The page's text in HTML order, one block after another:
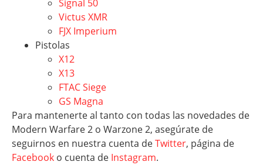
Signal 50
Victus XMR
FJX Imperium
Pistolas
X12
X13
FTAC Siege
GS Magna
Para mantenerte al tanto con todas las novedades de
Modern Warfare 2 o Warzone 2, asegúrate de
seguirnos en nuestra cuenta deTwitter, página de
Facebook o cuenta de Instagram.